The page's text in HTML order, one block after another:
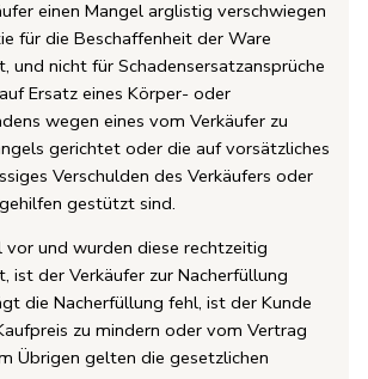
einen Mangel arglistig verschwiegen
für die Beschaffenheit der Ware
und nicht für Schadensersatzansprüche
Ersatz eines Körper- oder
wegen eines vom Verkäufer zu
gerichtet oder die auf vorsätzliches
Verschulden des Verkäufers oder
gestützt sind.
vor und wurden diese rechtzeitig
ist der Verkäufer zur Nacherfüllung
die Nacherfüllung fehl, ist der Kunde
zu mindern oder vom Vertrag
Übrigen gelten die gesetzlichen